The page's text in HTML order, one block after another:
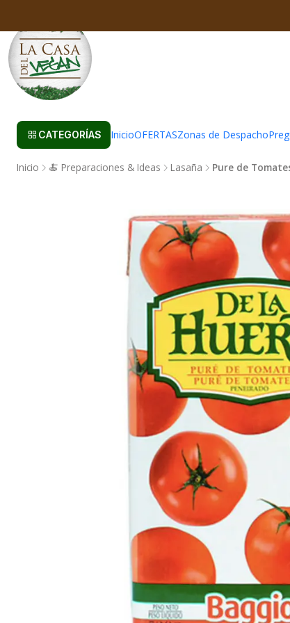
CATEGORÍAS InicioOFERTASZonas de Despacho
Inicio 🍝 Preparaciones & Ideas Lasaña Pure de